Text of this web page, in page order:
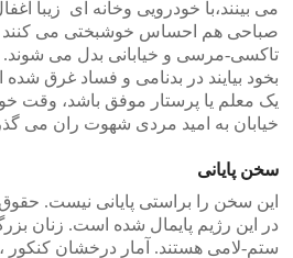
می بینند،با خودرویی وخانه ای زیبا
صباحی هم احساس خوشبختی می کنند
تاکسی-مرسی و خیابانی بدل می شوند.
بخود بیایند در بدنامی و فساد غرق
یک معلم یا پرستار موفق باشد، وقت
خیابان به امید مردی شهوت ران می
سخن پایانی
این سخن را براستی پایانی نیست.
در این رژیم پایمال شده است. زنان
ستم-لامی هستند. آمار درخشان کنکور